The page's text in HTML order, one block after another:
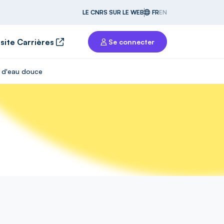
LE CNRS SUR LE WEB FREN
Carrières Se connecter
douce